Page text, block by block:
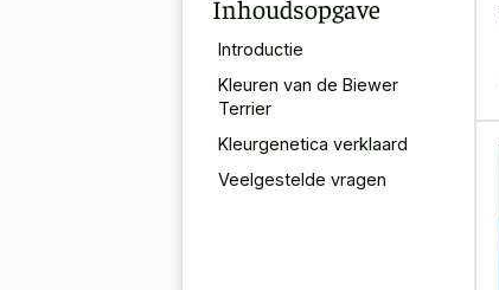
Inhoudsopgave
Introductie
Kleuren van de Biewer
Terrier
Kleurgenetica verklaard
Veelgestelde vragen